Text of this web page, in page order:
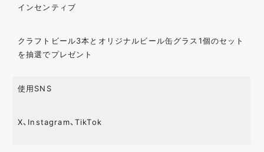
インセンティブ
クラフトビール3本とオリジナルビール缶グラス1個のセット
を抽選でプレゼント
使用SNS
X、Instagram、TikTok